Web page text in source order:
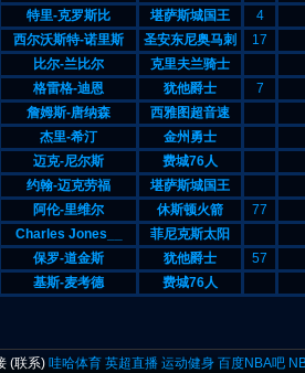
特里-克罗斯比 堪萨斯城国王
4
西尔沃斯特-诺里斯 圣安东尼奥马刺
17
比尔-兰比尔
克里夫兰骑士
格雷格-迪恩 犹他爵士
7
詹姆斯-唐纳森
西雅图超音速
杰里-希汀
金州勇士
迈克-尼尔斯
费城76人
约翰-迈克劳福
堪萨斯城国王
阿伦-里维尔 休斯顿火箭
77
Charles Jones__
菲尼克斯太阳
保罗-道金斯 犹他爵士
57
基斯-麦考德 费城76人
(联系) 哇哈体育 英超直播 运动健身 百度NBA吧